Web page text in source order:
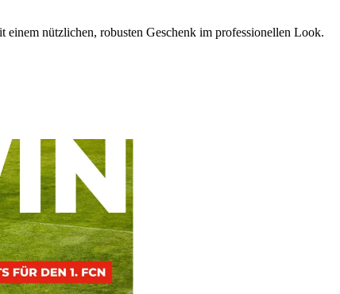
nützlichen, robusten Geschenk im professionellen Look.